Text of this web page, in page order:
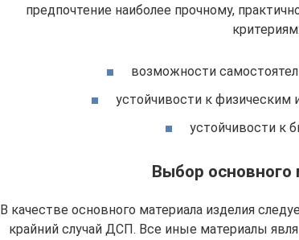
предпочтение наиболее прочному,
критериям:
возможности
устойчивости к физическим
устойчивости к
Выбор основного
В качестве основного материала изделия
крайний случай ДСП. Все иные материалы